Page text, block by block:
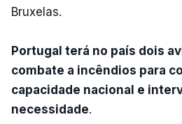
Bruxelas.
Portugal terá no país dois
combate a incêndios para
capacidade nacional e
necessidade.